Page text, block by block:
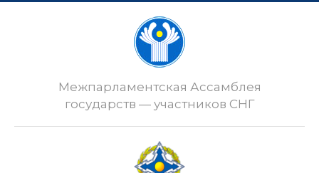
Межпарламентская Ассамблея
государств — участников СНГ